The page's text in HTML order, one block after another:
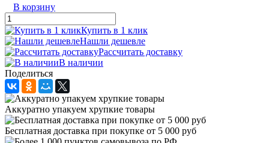
В корзину
Купить в 1 клик
Нашли дешевле
Рассчитать доставку
В наличии
Поделиться
Аккуратно упакуем хрупкие товары
Бесплатная доставка при покупке от 5 000 руб